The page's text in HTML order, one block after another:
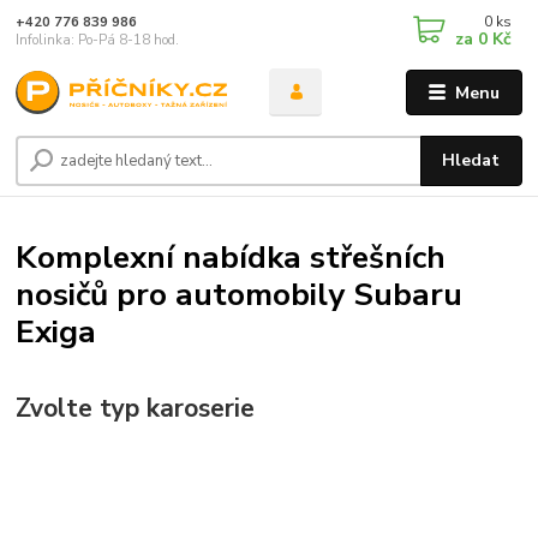
Menu
Hledat
+420 776 839 986
Infolinka: Po-Pá 8-18 hod.
0 ks
za 0 Kč
Komplexní nabídka střešních
nosičů pro automobily Subaru
Exiga
Zvolte typ karoserie